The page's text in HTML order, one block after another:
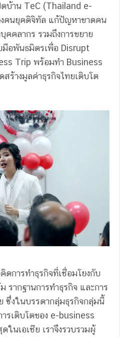
บ้าน TeC (Thailand e-
คนยุคดิจิทัล แก้ปัญหาขาดคน
คลากร รวมถึงการขยาย
มือพันธมิตรเพื่อ Disrupt
Trip พร้อมทำ Business
ร้างมูลค่าธุรกิจไทยเติบโต
ดการทำธุรกิจที่เชื่อมโยงกับ
ากฐานการทำธุรกิจ และการ
ซึ่งในบรรดากลุ่มธุรกิจกลุ่มนี้
รเติบโตของ e-business
นเอเชีย เราจึงรวบรวมผู้